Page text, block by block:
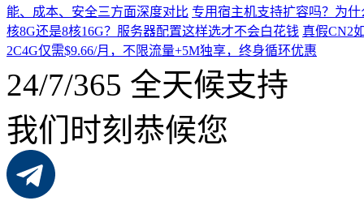
能、成本、安全三方面深度对比 专用宿主机支持扩容吗？为
核8G还是8核16G？服务器配置这样选才不会白花钱 真假CN2
2C4G仅需$9.66/月，不限流量+5M独享，终身循环优惠
24/7/365 全天候支持
我们时刻恭候您